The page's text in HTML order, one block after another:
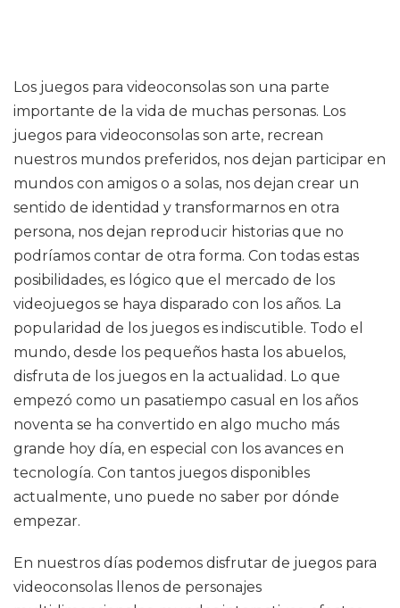
Los juegos para videoconsolas son una parte
importante de la vida de muchas personas. Los
juegos para videoconsolas son arte, recrean
nuestros mundos preferidos, nos dejan participar en
mundos con amigos o a solas, nos dejan crear un
sentido de identidad y transformarnos en otra
persona, nos dejan reproducir historias que no
podríamos contar de otra forma. Con todas estas
posibilidades, es lógico que el mercado de los
videojuegos se haya disparado con los años. La
popularidad de los juegos es indiscutible. Todo el
mundo, desde los pequeños hasta los abuelos,
disfruta de los juegos en la actualidad. Lo que
empezó como un pasatiempo casual en los años
noventa se ha convertido en algo mucho más
grande hoy día, en especial con los avances en
tecnología. Con tantos juegos disponibles
actualmente, uno puede no saber por dónde
empezar.
En nuestros días podemos disfrutar de juegos para
videoconsolas llenos de personajes